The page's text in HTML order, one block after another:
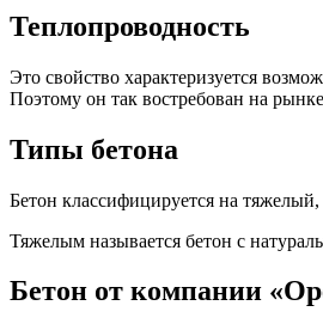
Теплопроводность
Это свойство характеризуется
Поэтому он так востребован на рынке
Типы бетона
Бетон классифицируется на
Тяжелым называется бетон с
Бетон от компании